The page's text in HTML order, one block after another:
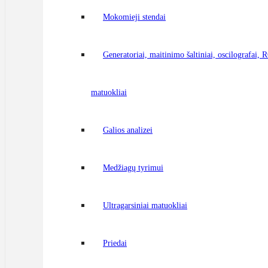
Mokomieji stendai
Generatoriai, maitinimo šaltiniai, oscilografai,
matuokliai
Galios analizei
Medžiagų tyrimui
Ultragarsiniai matuokliai
Priedai